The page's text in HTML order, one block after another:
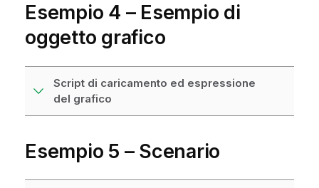
Esempio 4 – Esempio di
oggetto grafico
Script di caricamento ed espressione
del grafico
Esempio 5 – Scenario